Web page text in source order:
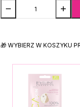
🎁 WYBIERZ W KOSZYKU